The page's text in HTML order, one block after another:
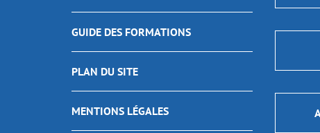
GUIDE DES FORMATIONS
PLAN DU SITE
MENTIONS LÉGALES